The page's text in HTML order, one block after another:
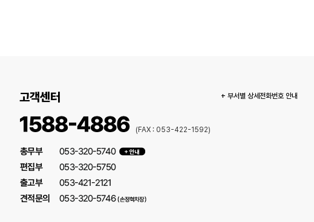
고객센터 + 부서별 상세전화번호 안내
(FAX : 053-422-1592)